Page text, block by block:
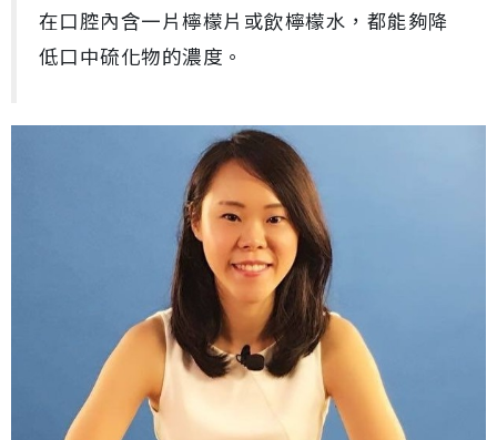
在口腔內含一片檸檬片或飲檸檬水，都能夠降
低口中硫化物的濃度。